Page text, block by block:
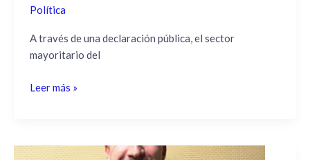
Política
A través de una declaración pública, el sector
mayoritario del
Leer más »
«Picada